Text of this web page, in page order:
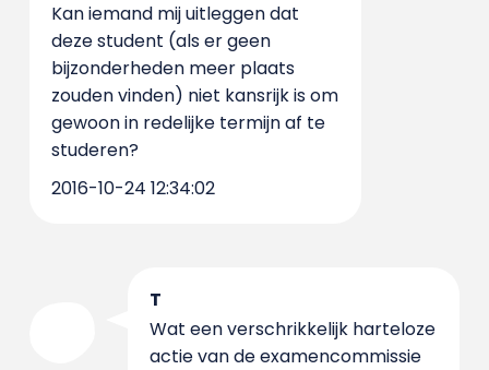
Kan iemand mij uitleggen dat
deze student (als er geen
bijzonderheden meer plaats
zouden vinden) niet kansrijk is om
gewoon in redelijke termijn af te
studeren?
2016-10-24 12:34:02
T
Wat een verschrikkelijk harteloze
actie van de examencommissie